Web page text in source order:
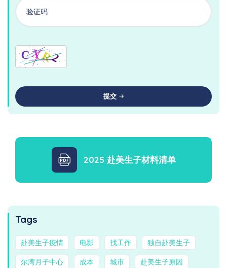
提交
2025 赴美生子材料清单
Tags
赴美生子疫情 电影 找工作 独自赴美生子
尔湾月子中心 成本 城市 赴美生子原因